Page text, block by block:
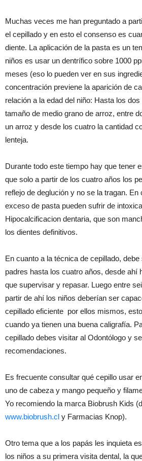
Muchas veces me han preguntado a
el cepillado y en esto el consenso es
diente. La aplicación de la pasta es un
niños es usar un dentrífico sobre 1000
meses (eso lo pueden ver en sus
concentración previene la aparición de
relación a la edad del niño: Hasta los
tamaño de medio grano de arroz, entre
un arroz y desde los cuatro la cantidad
lenteja.
Durante todo este tiempo hay que tener
que solo a partir de los cuatro años los
reflejo de deglución y no se la tragan. En
exceso de pasta pueden sufrir de
Hipocalcificacion dentaria, que son
los dientes definitivos.
En cuanto a la técnica de cepillado,
padres hasta los cuatro años, desde ahí
que supervisar y repasar. Luego entre
partir de ahí los niños deberían ser
cepillado eficiente por ellos mismos,
cuando ya tienen una buena caligrafía.
cepillado debes visitar al Odontólogo y
recomendaciones.
Es frecuente consultar qué cepillo usar
uno de cabeza y mango pequeño y
Yo recomiendo la marca Biobrush Kids
www.biobrush.cl y Farmacias Knop).
Otro tema que a los papás les inquieta
los niños a su primera visita dental, la